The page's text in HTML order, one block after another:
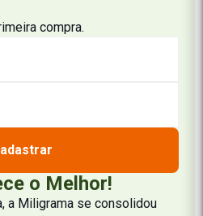
compra.
o Melhor!
a Miligrama se consolidou